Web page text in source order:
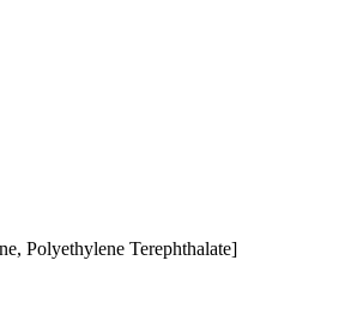
Polyethylene Terephthalate]